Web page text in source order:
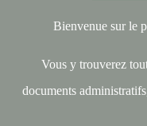
Bienvenue sur le
Vous y trouverez
documents